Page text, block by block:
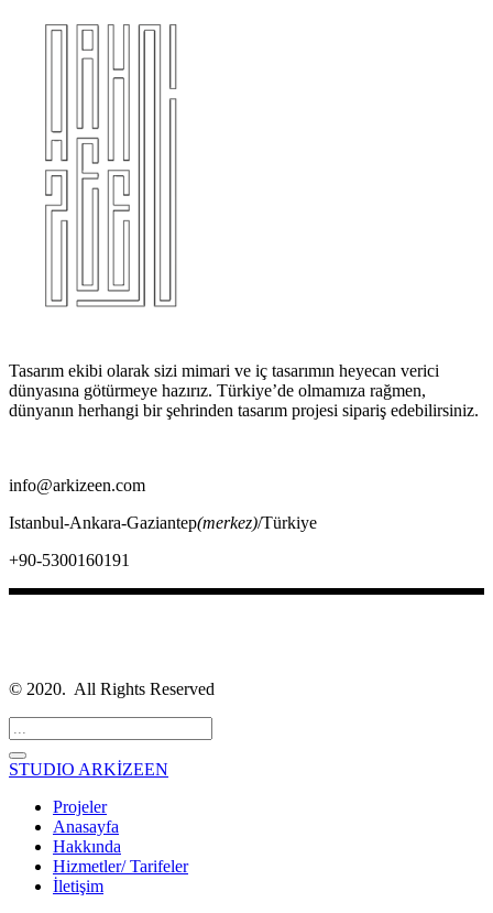
Tasarım ekibi olarak sizi mimari ve iç tasarımın heyecan verici
dünyasına götürmeye hazırız. Türkiye’de olmamıza rağmen,
dünyanın herhangi bir şehrinden tasarım projesi sipariş edebilirsiniz.
info@arkizeen.com
Istanbul-Ankara-Gaziantep(merkez)/Türkiye
+90-5300160191
© 2020. All Rights Reserved
STUDIO ARKİZEEN
Projeler
Anasayfa
Hakkında
Hizmetler/ Tarifeler
İletişim